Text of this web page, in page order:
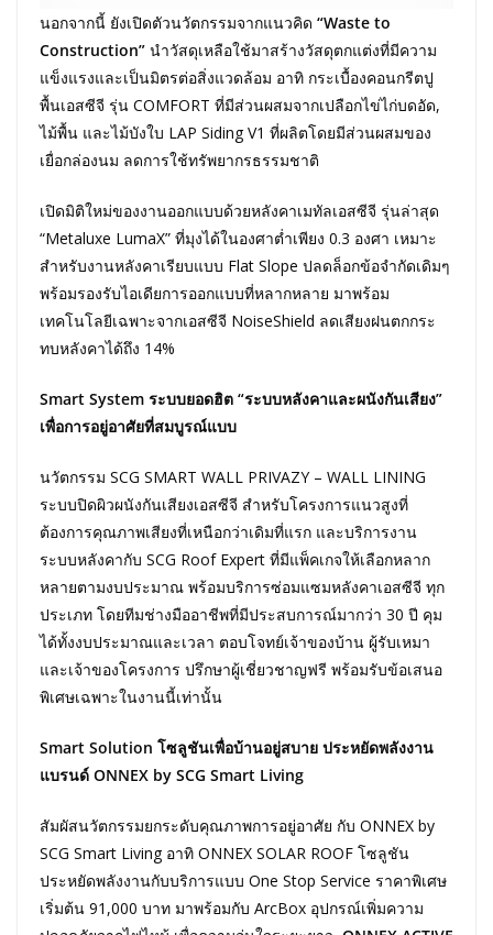
นอกจากนี้ ยังเปิดตัวนวัตกรรมจากแนวคิด “Waste to
Construction” นำวัสดุเหลือใช้มาสร้างวัสดุตกแต่งที่มีความ
แข็งแรงและเป็นมิตรต่อสิ่งแวดล้อม อาทิ กระเบื้องคอนกรีตปู
พื้นเอสซีจี รุ่น COMFORT ที่มีส่วนผสมจากเปลือกไข่ไก่บดอัด,
ไม้พื้น และไม้บังใบ LAP Siding V1 ที่ผลิตโดยมีส่วนผสมของ
เยื่อกล่องนม ลดการใช้ทรัพยากรธรรมชาติ
เปิดมิติใหม่ของงานออกแบบด้วยหลังคาเมทัลเอสซีจี รุ่นล่าสุด
“Metaluxe LumaX” ที่มุงได้ในองศาต่ำเพียง 0.3 องศา เหมาะ
สำหรับงานหลังคาเรียบแบบ Flat Slope ปลดล็อกข้อจำกัดเดิมๆ
พร้อมรองรับไอเดียการออกแบบที่หลากหลาย มาพร้อม
เทคโนโลยีเฉพาะจากเอสซีจี NoiseShield ลดเสียงฝนตกกระ
ทบหลังคาได้ถึง 14%
Smart System ระบบยอดฮิต “ระบบหลังคาและผนังกันเสียง”
เพื่อการอยู่อาศัยที่สมบูรณ์แบบ
นวัตกรรม SCG SMART WALL PRIVAZY – WALL LINING
ระบบปิดผิวผนังกันเสียงเอสซีจี สำหรับโครงการแนวสูงที่
ต้องการคุณภาพเสียงที่เหนือกว่าเดิมที่แรก และบริการงาน
ระบบหลังคากับ SCG Roof Expert ที่มีแพ็คเกจให้เลือกหลาก
หลายตามงบประมาณ พร้อมบริการซ่อมแซมหลังคาเอสซีจี ทุก
ประเภท โดยทีมช่างมืออาชีพที่มีประสบการณ์มากว่า 30 ปี คุม
ได้ทั้งงบประมาณและเวลา ตอบโจทย์เจ้าของบ้าน ผู้รับเหมา
และเจ้าของโครงการ ปรึกษาผู้เชี่ยวชาญฟรี พร้อมรับข้อเสนอ
พิเศษเฉพาะในงานนี้เท่านั้น
Smart Solution โซลูชันเพื่อบ้านอยู่สบาย ประหยัดพลังงาน
แบรนด์ ONNEX by SCG Smart Living
สัมผัสนวัตกรรมยกระดับคุณภาพการอยู่อาศัย กับ ONNEX by
SCG Smart Living อาทิ ONNEX SOLAR ROOF โซลูชัน
ประหยัดพลังงานกับบริการแบบ One Stop Service ราคาพิเศษ
เริ่มต้น 91,000 บาท มาพร้อมกับ ArcBox อุปกรณ์เพิ่มความ